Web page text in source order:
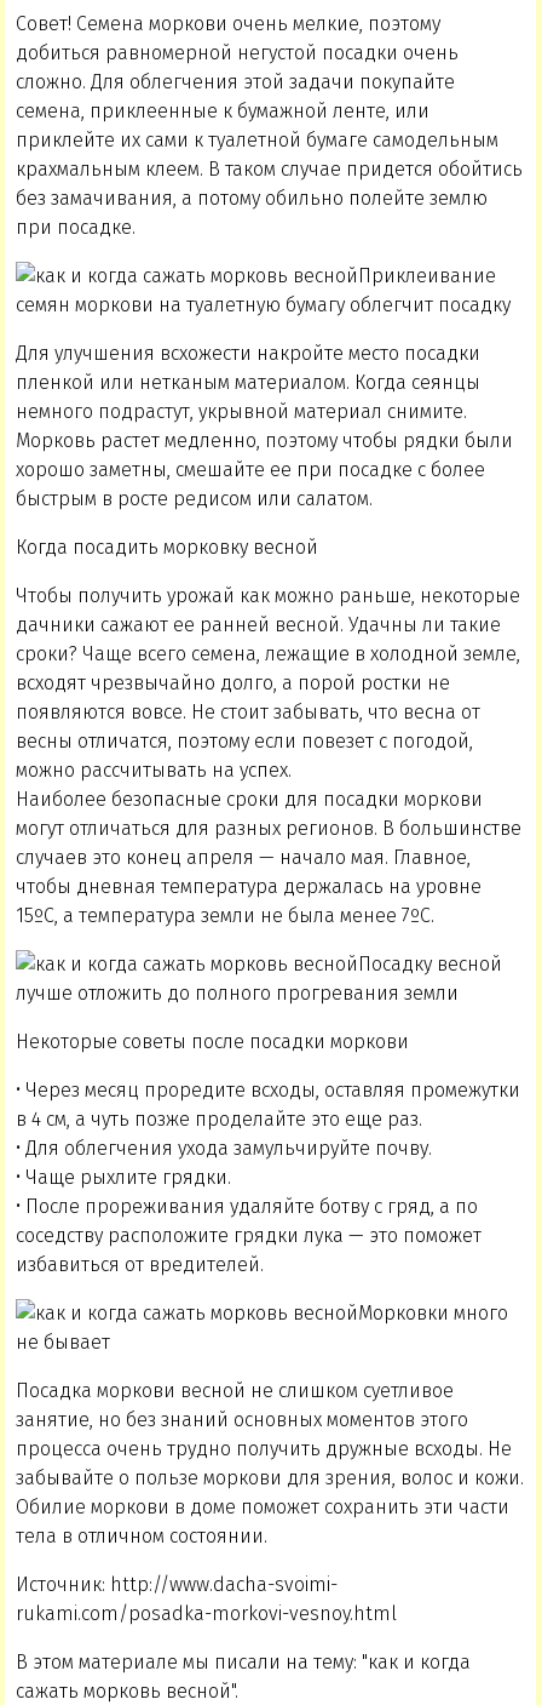
Совет! Семена моркови очень мелкие, поэтому
добиться равномерной негустой посадки очень
сложно. Для облегчения этой задачи покупайте
семена, приклеенные к бумажной ленте, или
приклейте их сами к туалетной бумаге самодельным
крахмальным клеем. В таком случае придется обойтись
без замачивания, а потому обильно полейте землю
при посадке.
Приклеивание
семян моркови на туалетную бумагу облегчит посадку
Для улучшения всхожести накройте место посадки
пленкой или нетканым материалом. Когда сеянцы
немного подрастут, укрывной материал снимите.
Морковь растет медленно, поэтому чтобы рядки были
хорошо заметны, смешайте ее при посадке с более
быстрым в росте редисом или салатом.
Когда посадить морковку весной
Чтобы получить урожай как можно раньше, некоторые
дачники сажают ее ранней весной. Удачны ли такие
сроки? Чаще всего семена, лежащие в холодной земле,
всходят чрезвычайно долго, а порой ростки не
появляются вовсе. Не стоит забывать, что весна от
весны отличатся, поэтому если повезет с погодой,
можно рассчитывать на успех.
Наиболее безопасные сроки для посадки моркови
могут отличаться для разных регионов. В большинстве
случаев это конец апреля — начало мая. Главное,
чтобы дневная температура держалась на уровне
15ºС, а температура земли не была менее 7ºС.
Посадку весной
лучше отложить до полного прогревания земли
Некоторые советы после посадки моркови
• Через месяц проредите всходы, оставляя промежутки
в 4 см, а чуть позже проделайте это еще раз.
• Для облегчения ухода замульчируйте почву.
• Чаще рыхлите грядки.
• После прореживания удаляйте ботву с гряд, а по
соседству расположите грядки лука — это поможет
избавиться от вредителей.
Морковки много
не бывает
Посадка моркови весной не слишком суетливое
занятие, но без знаний основных моментов этого
процесса очень трудно получить дружные всходы. Не
забывайте о пользе моркови для зрения, волос и кожи.
Обилие моркови в доме поможет сохранить эти части
тела в отличном состоянии.
Источник: http://www.dacha-svoimi-
rukami.com/posadka-morkovi-vesnoy.html
В этом материале мы писали на тему: "как и когда
сажать морковь весной".